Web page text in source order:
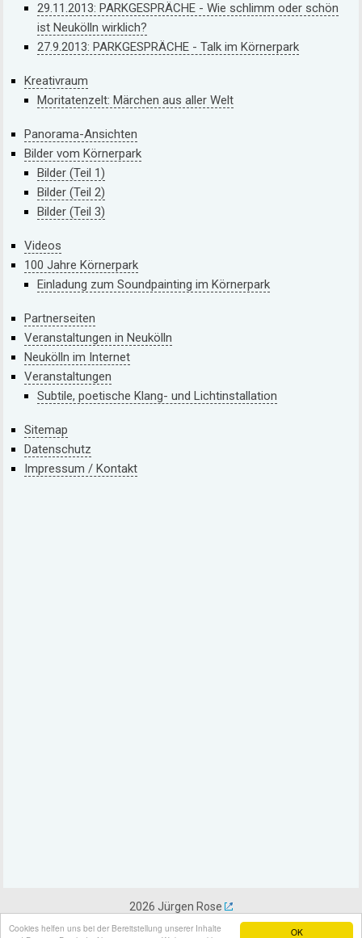
OK
Cookies helfen uns bei der Bereitstellung unserer Inhalte
29.11.2013: PARKGESPRÄCHE - Wie schlimm oder schön
ist Neukölln wirklich?
27.9.2013: PARKGESPRÄCHE - Talk im Körnerpark
Kreativraum
Moritatenzelt: Märchen aus aller Welt
Panorama-Ansichten
Bilder vom Körnerpark
Bilder (Teil 1)
Bilder (Teil 2)
Bilder (Teil 3)
Videos
100 Jahre Körnerpark
Einladung zum Soundpainting im Körnerpark
Partnerseiten
Veranstaltungen in Neukölln
Neukölln im Internet
Veranstaltungen
Subtile, poetische Klang- und Lichtinstallation
Sitemap
Datenschutz
Impressum / Kontakt
2026 Jürgen Rose
Sitemap |Datenschutz|Impressum / Kontakt